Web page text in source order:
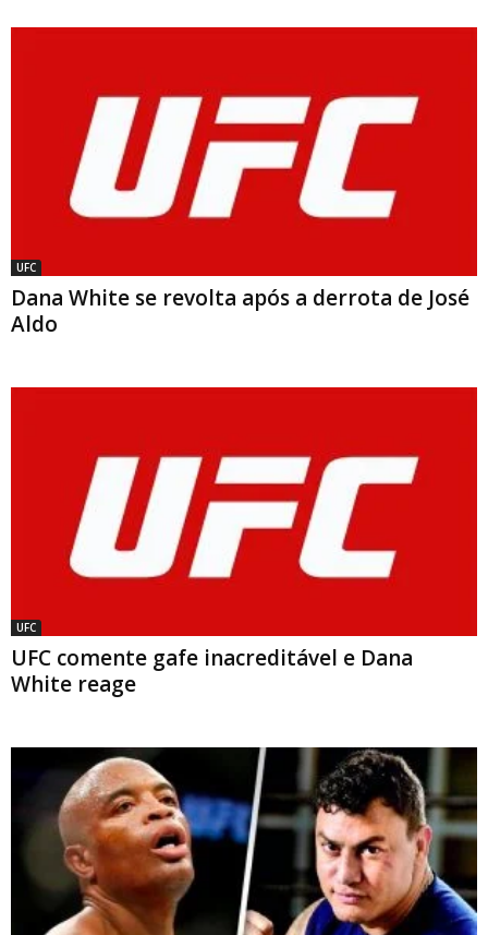
UFC
Dana White se revolta após a derrota de José
Aldo
UFC
UFC comente gafe inacreditável e Dana
White reage